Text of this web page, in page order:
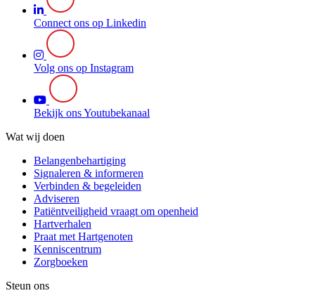
Connect ons op Linkedin
Volg ons op Instagram
Bekijk ons Youtubekanaal
Wat wij doen
Belangenbehartiging
Signaleren & informeren
Verbinden & begeleiden
Adviseren
Patiëntveiligheid vraagt om openheid
Hartverhalen
Praat met Hartgenoten
Kenniscentrum
Zorgboeken
Steun ons